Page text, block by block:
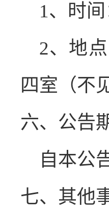
1、时间
2、地
四室（不
六、公告
自本公
七、其他